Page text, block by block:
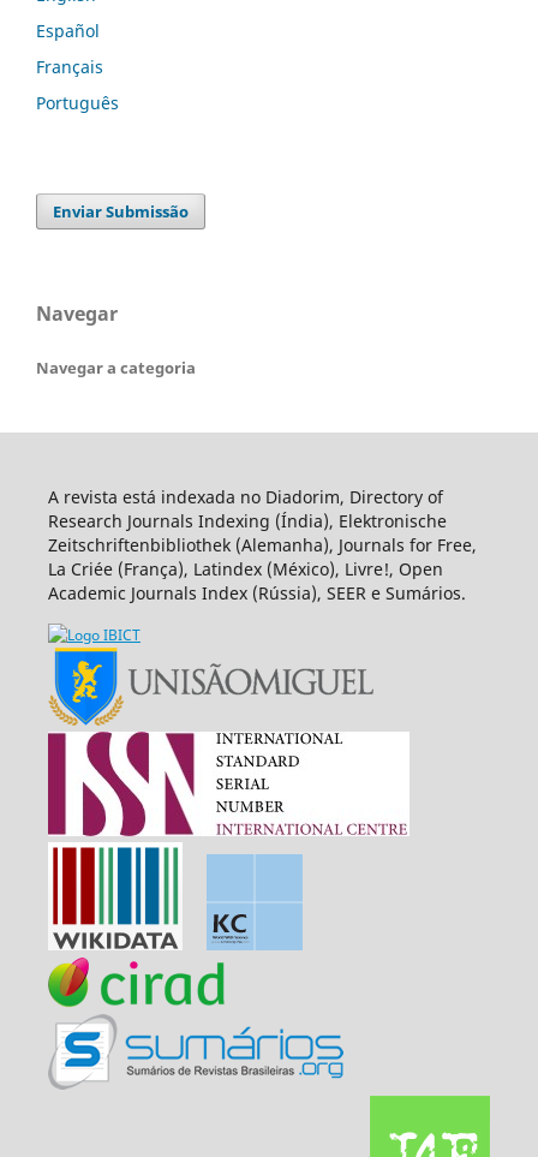
Español
Français
Português
Enviar Submissão
Navegar
Navegar a categoria
A revista está indexada no Diadorim, Directory of
Research Journals Indexing (Índia), Elektronische
Zeitschriftenbibliothek (Alemanha), Journals for Free,
La Criée (França), Latindex (México), Livre!, Open
Academic Journals Index (Rússia), SEER e Sumários.